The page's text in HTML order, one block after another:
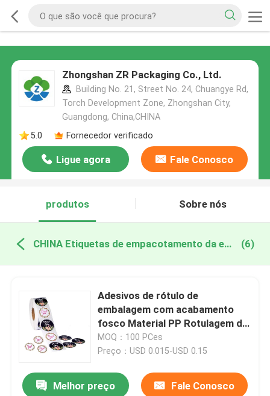
Zhongshan ZR Packaging Co., Ltd.
Building No. 21, Street No. 24, Chuangye Rd,
Torch Development Zone, Zhongshan City,
Guangdong, China,CHINA
5.0
Fornecedor verificado
Ligue agora Fale Conosco
produtos Sobre nós
CHINA Etiquetas de empacotamento da etiqueta (6)
Adesivos de rótulo de
embalagem com acabamento
fosco Material PP Rotulagem de
alimentos
MOQ：100 PCes
Preço：USD 0.015-USD 0.15
Melhor preço Fale Conosco